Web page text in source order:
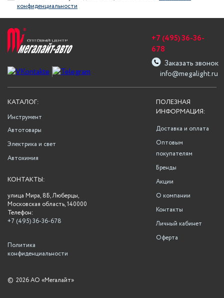
конфиденциальности
info@megalight.ru
+7 (495) 36-36-
678
Заказать звонок
ПОЛЕЗНАЯ
ИНФОРМАЦИЯ:
Доставка и оплата
Оптовым
покупателям
Бренды
Акции
О компании
Контакты
Личный кабинет
Оферта
КАТАЛОГ:
Инструмент
Автотовары
Электрика и свет
Автохимия
КОНТАКТЫ:
улица Мира, 8Б, Люберцы,
Московская область, 140000
Телефон:
+7 (495) 36-36-678
Политика
конфиденциальности
© 2026 АО «Мегалайт»